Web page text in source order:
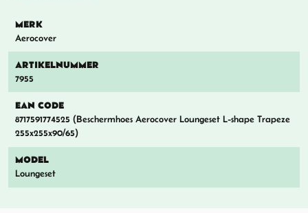
MERK
Aerocover
ARTIKELNUMMER
7955
EAN CODE
8717591774525 (Beschermhoes Aerocover Loungeset L-shape Trapeze
255x255x90/65)
MODEL
Loungeset